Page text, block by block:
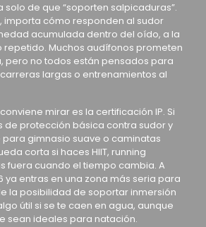
solo de que “soporten salpicaduras”.
importa cómo responden al sudor
acumulada dentro del oído, a la
repetido. Muchos audífonos prometen
pero no todos están pensados para
largas o entrenamientos al
mirar es la certificación IP. Si
de protección básica contra sudor y
para gimnasio suave o caminatas
corta si haces HIIT, running
fuera cuando el tiempo cambia. A
ya entras en una zona más seria para
la posibilidad de soportar inmersión
útil si se te caen en agua, aunque
sean ideales para natación.